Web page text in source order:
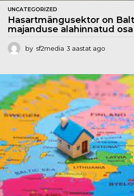
UNCATEGORIZED
Hasartmängusektor on
majanduse alahinnatud osa
by sf2media 3 aastat ago
s
t
a
g
o